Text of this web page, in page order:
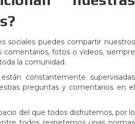
sociales puedes compartir nuestros
fotos o vídeos, siempre
la comunidad.
constantemente supervisadas
preguntas y comentarios en el
del que todos disfrutemos, por lo